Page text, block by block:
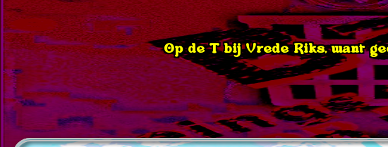
Op de T bij Vrede Riks, want